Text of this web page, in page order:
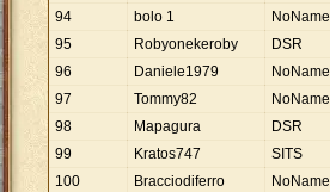
94
bolo 1 NoName
95
Robyonekeroby DSR
96
Daniele1979 NoName
97
Tommy82 NoName
98
Mapagura DSR
99
Kratos747 SITS
100
Bracciodiferro NoName